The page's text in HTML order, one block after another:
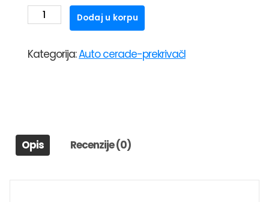
AUTO
CERADA
PROFFESIONAL(460x172x148)GROUP
Dodaj u korpu
Kategorija:Auto cerade-prekrivačI
Opis Recenzije (0)